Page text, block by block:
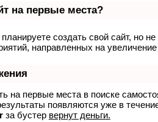
на первые места?
создать свой сайт, но
направленных на
на первые места в поиске
появляются уже в
за бустер вернут деньги.